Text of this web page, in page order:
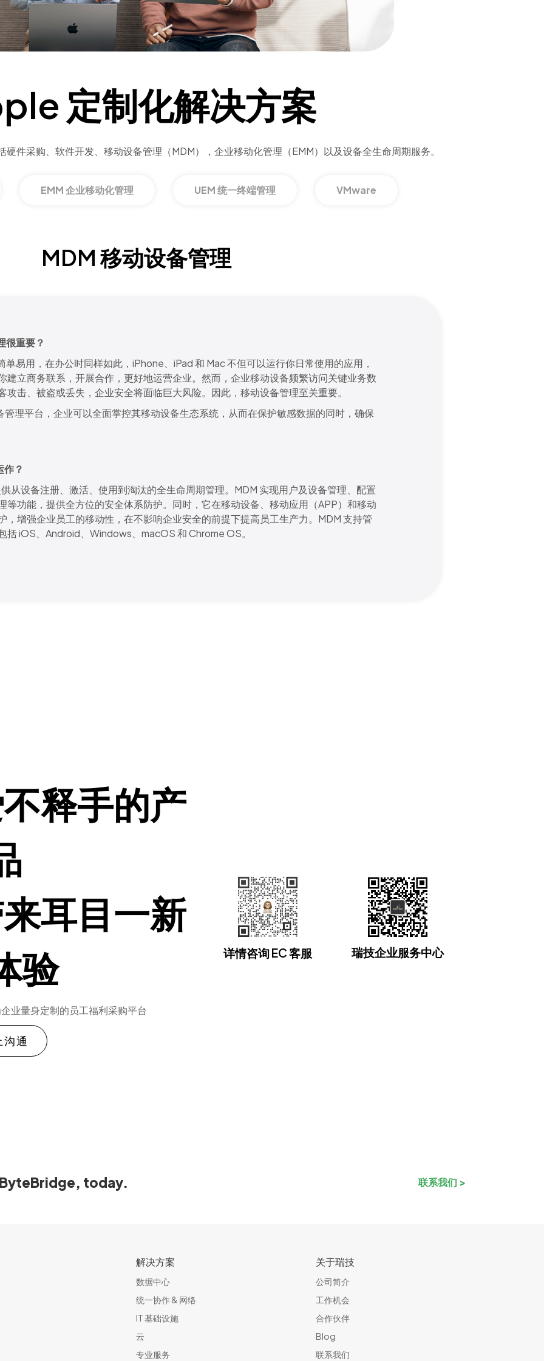
定制化解决方案
件采购、软件开发、移动设备管理（MDM），企业移动化管理（EMM）以及设备全生命周期服务。
EMM 企业移动化管理 UEM 统一终端管理 VMware
MDM 移动设备管理
很重要？
易用，在办公时同样如此，iPhone、iPad 和 Mac 不但可以运行你日常使用的应用，
建立商务联系，开展合作，更好地运营企业。然而，企业移动设备频繁访问关键业务数
攻击、被盗或丢失，企业安全将面临巨大风险。因此，移动设备管理至关重要。
管理平台，企业可以全面掌控其移动设备生态系统，从而在保护敏感数据的同时，确保
作？
从设备注册、激活、使用到淘汰的全生命周期管理。MDM 实现用户及设备管理、配置
等功能，提供全方位的安全体系防护。同时，它在移动设备、移动应用（APP）和移动
，增强企业员工的移动性，在不影响企业安全的前提下提高员工生产力。MDM 支持管
括 iOS、Android、Windows、macOS 和 Chrome OS。
释手的产
耳目一新
验
业量身定制的员工福利采购平台
沟通
详情咨询 EC 客服 瑞技企业服务中心
today. 联系我们 >
解决方案
数据中心
统一协作 & 网络​
IT 基础设施
云
专业服务
关于瑞技
公司简介
工作机会
合作伙伴
Blog
联系我们